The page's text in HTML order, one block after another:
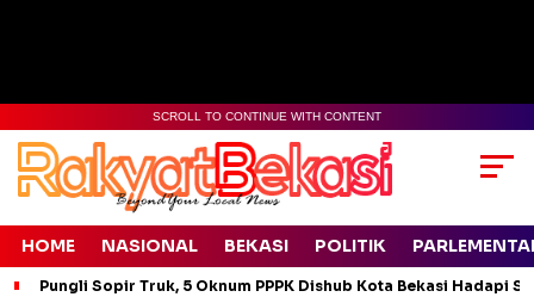
SCROLL TO CONTINUE WITH CONTENT
HOME NASIONAL BEKASI POLITIK
Pungli Sopir Truk, 5 Oknum PPPK Dishub Kota Bekasi Hadapi